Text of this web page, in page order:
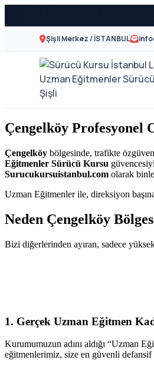
Şişli Merkez / İSTANBUL
Sürücü
Kursu
İstanbul
-
Şişli
En
Kursu
A2
Motor
Ehliyeti
ve
Özel
Direksiyon
Dersi
Çengelköy
Çengelköy bölgesinde, trafikte
Eğitmenler Sürücü Kursu
Surucukursuistanbul.com olarak
Uzman Eğitmenler ile, direksiyon
Neden Çengelköy
Bizi diğerlerinden ayıran, sadece
1. Gerçek Uzman Eğitmen
Kurumumuzun adını aldığı “Uzman
eğitmenlerimiz, size en güvenli